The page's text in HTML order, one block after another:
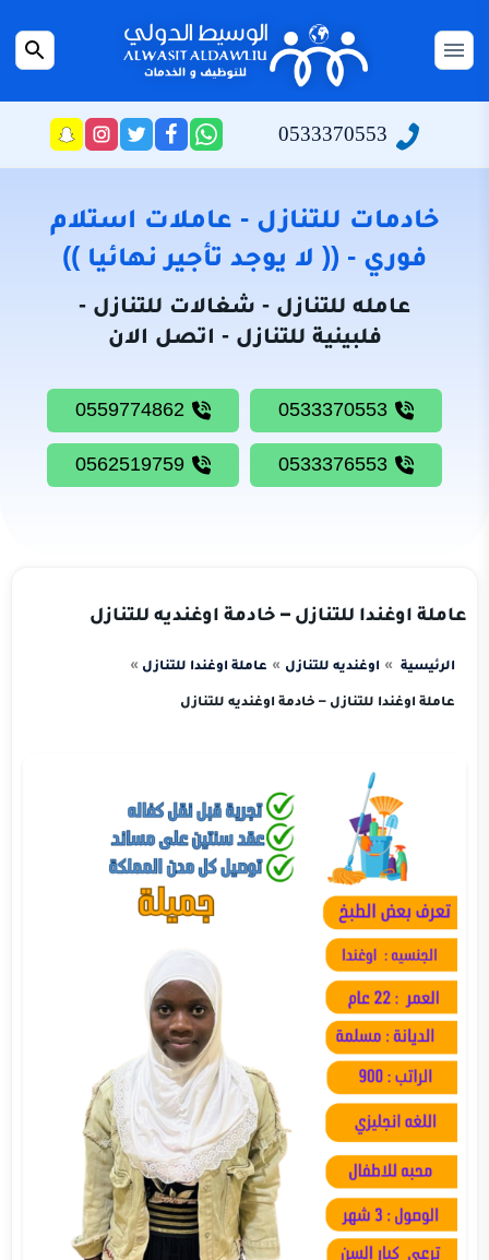
المحتوىالقائمة
الرئيسية
سياسة
من
نحن
خادمات
للتنازل
شغالات
للتنازل
بحث
0533370553
راسلنا
عبر
تابعنا
على
فيسبوك
تابعنا
على
تويتر
تابعنا
على
انستجرام
خادمات للتنازل - عاملات استلام
فوري - (( لا يوجد تأجير نهائيا ))
عامله للتنازل - شغالات للتنازل -
فلبينية للتنازل - اتصل الان
عاملة اوغندا للتنازل – خادمة اوغنديه للتنازل
الرئيسية اوغنديه للتنازل عاملة اوغندا للتنازل
عاملة اوغندا للتنازل – خادمة اوغنديه للتنازل